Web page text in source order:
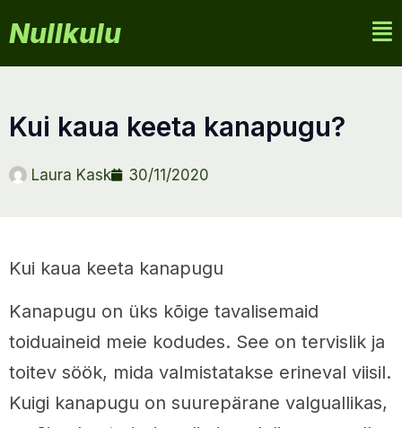
Nullkulu
kui kaua keeta kanapugu?
Laura Kask 30/11/2020
Kui kaua keeta kanapugu
Kanapugu on üks kõige tavalisemaid
toiduaineid meie kodudes. See on tervislik ja
toitev söök, mida valmistatakse erineval viisil.
Kuigi kanapugu on suurepärane valguallikas,